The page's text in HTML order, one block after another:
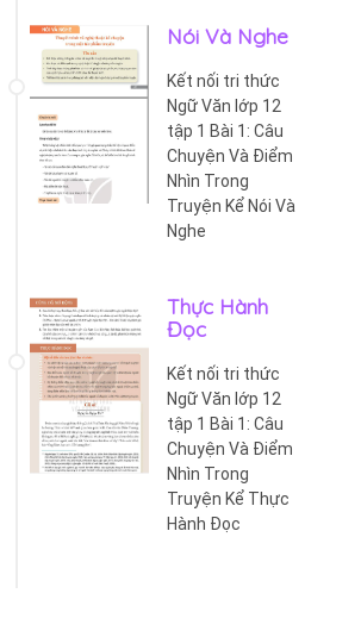
Nói Và Nghe
Kết nối tri thức
Ngữ Văn lớp 12
tập 1 Bài 1: Câu
Chuyện Và Điểm
Nhìn Trong
Truyện Kể Nói Và
Nghe
Thực Hành
Đọc
Kết nối tri thức
Ngữ Văn lớp 12
tập 1 Bài 1: Câu
Chuyện Và Điểm
Nhìn Trong
Truyện Kể Thực
Hành Đọc